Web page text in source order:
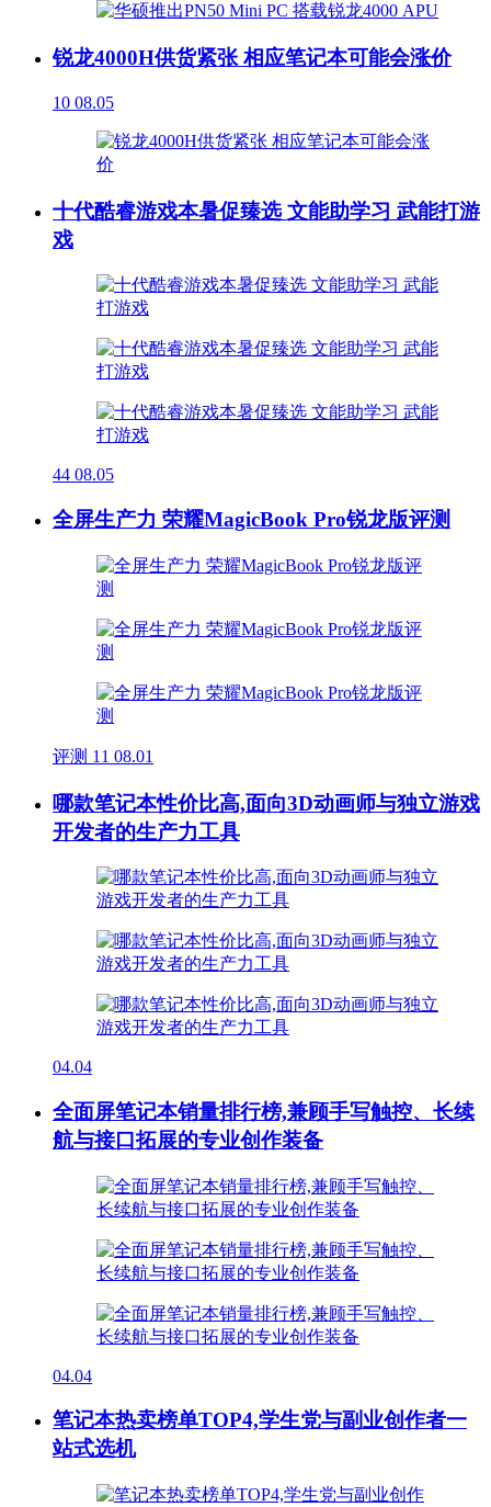
锐龙4000H供货紧张 相应笔记本可能会涨价
10 08.05
十代酷睿游戏本暑促臻选 文能助学习 武能打游
戏
44 08.05
全屏生产力 荣耀MagicBook Pro锐龙版评测
评测 11 08.01
哪款笔记本性价比高,面向3D动画师与独立游戏
开发者的生产力工具
04.04
全面屏笔记本销量排行榜,兼顾手写触控、长续
航与接口拓展的专业创作装备
04.04
笔记本热卖榜单TOP4,学生党与副业创作者一
站式选机